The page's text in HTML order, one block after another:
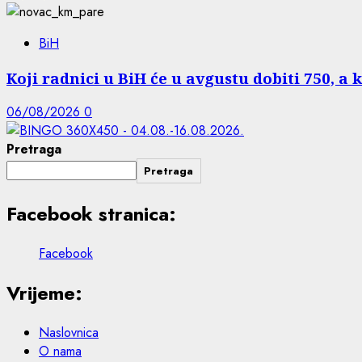
BiH
Koji radnici u BiH će u avgustu dobiti 750, a
06/08/2026 0
Pretraga
Pretraga
Facebook stranica:
Facebook
Vrijeme:
Naslovnica
O nama